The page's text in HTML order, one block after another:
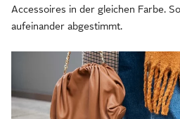
Accessoires in der gleichen Farbe.
aufeinander abgestimmt.